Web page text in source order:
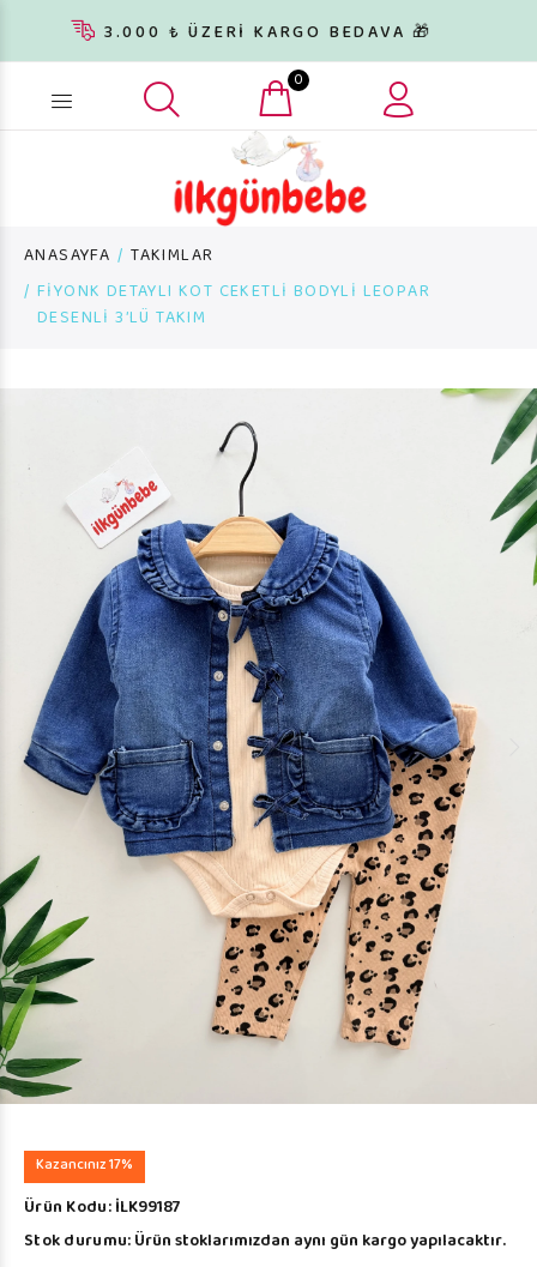
3.000 ₺ ÜZERİ KARGO BEDAVA 🎁
Ürün arama... 0
ANASAYFA
TAKIMLAR
FİYONK DETAYLI KOT CEKETLİ BODYLİ LEOPAR
DESENLİ 3’LÜ TAKIM
Kazancınız 17%
Ürün Kodu:İLK99187
Stok durumu:Ürün stoklarımızdan aynı gün kargo yapılacaktır.